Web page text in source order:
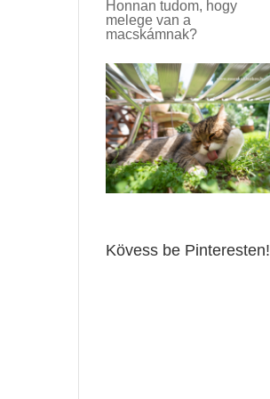
Honnan tudom, hogy
melege van a
macskámnak?
Kövess be Pinteresten!